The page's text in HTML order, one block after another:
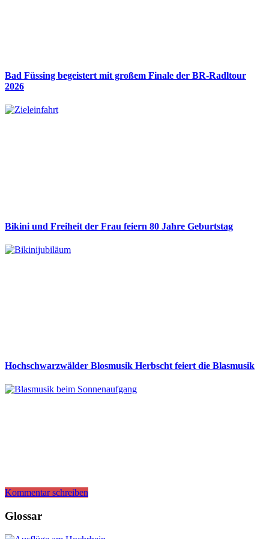
Bad Füssing begeistert mit großem Finale der BR-Radltour
2026
Bikini und Freiheit der Frau feiern 80 Jahre Geburtstag
Hochschwarzwälder Blosmusik Herbscht feiert die Blasmusik
Kommentar schreiben
Glossar